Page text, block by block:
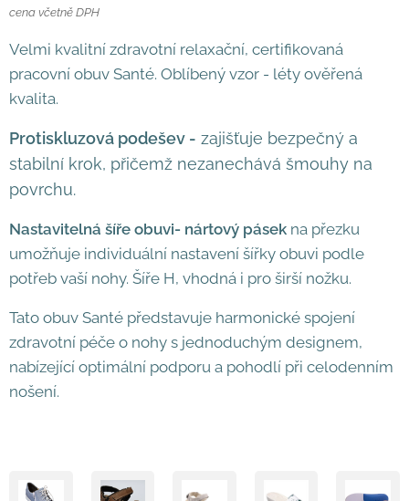
cena včetně DPH
Velmi kvalitní zdravotní relaxační, certifikovaná
pracovní obuv Santé. Oblíbený vzor - léty ověřená
kvalita.
Protiskluzová podešev - zajišťuje bezpečný a
stabilní krok, přičemž nezanechává šmouhy na
povrchu.
Nastavitelná šíře obuvi- nártový pásek na přezku
umožňuje individuální nastavení šířky obuvi podle
potřeb vaší nohy. Šíře H, vhodná i pro širší nožku.
Tato obuv Santé představuje harmonické spojení
zdravotní péče o nohy s jednoduchým designem,
nabízející optimální podporu a pohodlí při celodenním
nošení.